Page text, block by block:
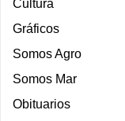
Cultura
Gráficos
Somos Agro
Somos Mar
Obituarios